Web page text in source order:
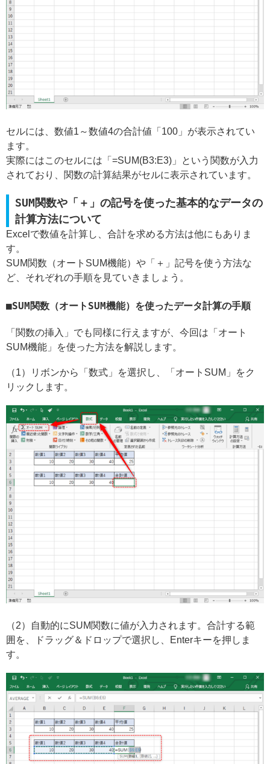
セルには、数値1～数値4の合計値「100」が表示されてい
ます。
実際にはこのセルには「=SUM(B3:E3)」という関数が入力
されており、関数の計算結果がセルに表示されています。
SUM関数や「＋」の記号を使った基本的なデータの
計算方法について
Excelで数値を計算し、合計を求める方法は他にもありま
す。
SUM関数（オートSUM機能）や「＋」記号を使う方法な
ど、それぞれの手順を見ていきましょう。
SUM関数（オートSUM機能）を使ったデータ計算の手順
「関数の挿入」でも同様に行えますが、今回は「オート
SUM機能」を使った方法を解説します。
（1）リボンから「数式」を選択し、「オートSUM」をク
リックします。
（2）自動的にSUM関数に値が入力されます。合計する範
囲を、ドラッグ＆ドロップで選択し、Enterキーを押しま
す。